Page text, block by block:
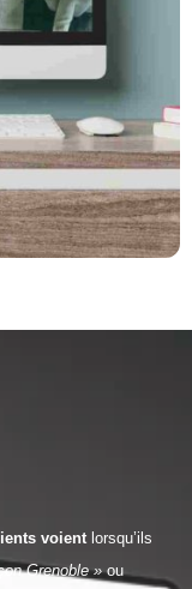
voientlorsqu’ils
Grenoble »ou